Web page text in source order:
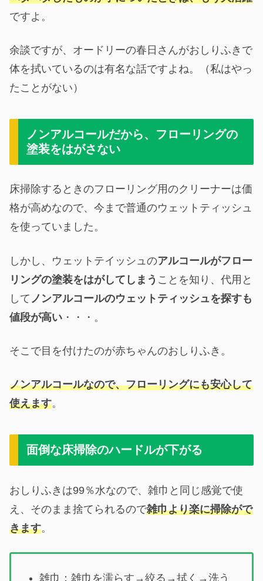
ですよ。
余談ですが、オードリーの春日さんがおしりふきで
体を拭いているのは有名な話ですよね。（私はやっ
たことがない）
ノンアルコールだから、フローリングの
塗装をはがさない
床掃除するときのフローリング用のクリーナーは価
格が高めなので、今まで普通のウェットティッシュ
を使っていました。
しかし、ウェットテイッシュのアルコールがフロー
リングの塗装をはがしてしまう ことを知り、代用と
して ノンアルコールのウェットティッシュを探すも
値段が高い ・・・。
そこで目を付けたのが赤ちゃんのおしりふき。
ノンアルコールなので、フローリングにも安心して
使えます。
面倒な床掃除のハードルが下がる
おしりふきは99％水なので、雑巾と同じ感覚で使
え、そのまま捨てられるので雑巾より楽に掃除がで
きます。
雑巾：雑巾を濡らす→絞る→拭く→洗う